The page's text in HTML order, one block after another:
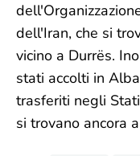
dell'Iran, che si
vicino a Durrës.
stati accolti in
trasferiti negli
si trovano ancora